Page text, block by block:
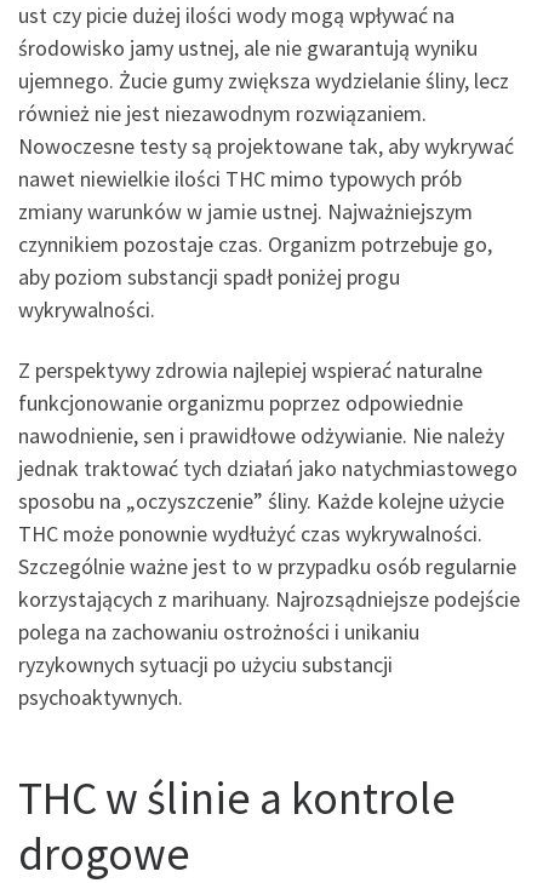
ust czy picie dużej ilości wody mogą wpływać na
środowisko jamy ustnej, ale nie gwarantują wyniku
ujemnego. Żucie gumy zwiększa wydzielanie śliny, lecz
również nie jest niezawodnym rozwiązaniem.
Nowoczesne testy są projektowane tak, aby wykrywać
nawet niewielkie ilości THC mimo typowych prób
zmiany warunków w jamie ustnej. Najważniejszym
czynnikiem pozostaje czas. Organizm potrzebuje go,
aby poziom substancji spadł poniżej progu
wykrywalności.
Z perspektywy zdrowia najlepiej wspierać naturalne
funkcjonowanie organizmu poprzez odpowiednie
nawodnienie, sen i prawidłowe odżywianie. Nie należy
jednak traktować tych działań jako natychmiastowego
sposobu na „oczyszczenie” śliny. Każde kolejne użycie
THC może ponownie wydłużyć czas wykrywalności.
Szczególnie ważne jest to w przypadku osób regularnie
korzystających z marihuany. Najrozsądniejsze podejście
polega na zachowaniu ostrożności i unikaniu
ryzykownych sytuacji po użyciu substancji
psychoaktywnych.
THC w ślinie a kontrole
drogowe